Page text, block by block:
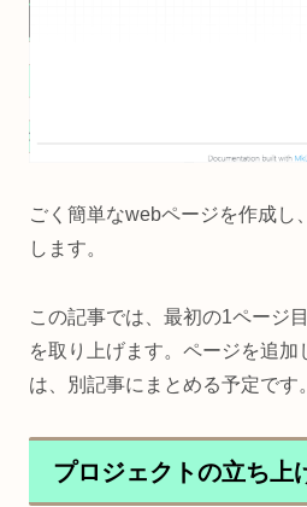
ごく簡単なwebページを作成し
します。
この記事では、最初の1ページ
を取り上げます。ページを追加
は、別記事にまとめる予定です。
プロジェクトの立ち上